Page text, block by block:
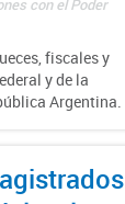
con el Poder
fiscales y
y de la
Argentina.